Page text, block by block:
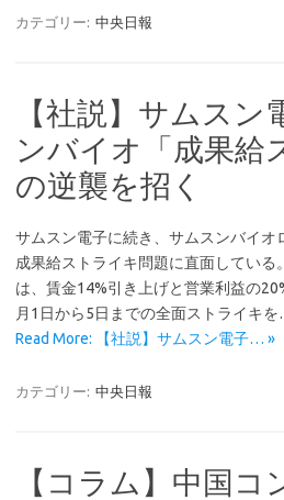
カテゴリー: 中央日報
【社説】サムスン
ンバイオ「成果給
の逆襲を招く
サムスン電子に続き、サムスンバイオ
成果給ストライキ問題に直面している
は、賃金14%引き上げと営業利益の
月1日から5日までの全面ストライキ
Read More: 【社説】サムスン電子… »
カテゴリー: 中央日報
【コラム】中国コ